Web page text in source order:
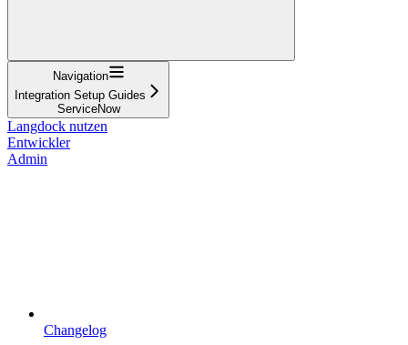
Navigation
Integration Setup Guides
ServiceNow
Langdock nutzen
Entwickler
Admin
Changelog